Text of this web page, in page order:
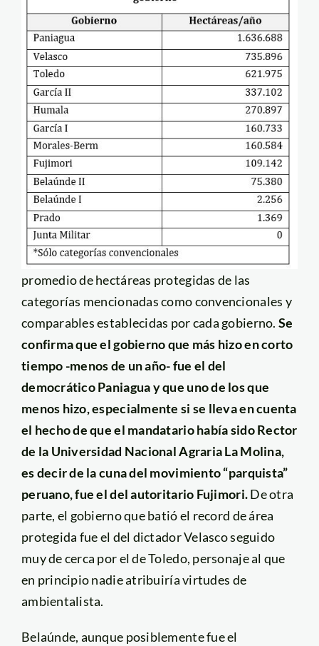
promedio de hectáreas protegidas de las
categorías mencionadas como convencionales y
comparables establecidas por cada gobierno. Se
confirma que el gobierno que más hizo en corto
tiempo -menos de un año- fue el del
democrático Paniagua y que uno de los que
menos hizo, especialmente si se lleva en cuenta
el hecho de que el mandatario había sido Rector
de la Universidad Nacional Agraria La Molina,
es decir de la cuna del movimiento “parquista”
peruano, fue el del autoritario Fujimori.De otra
parte, el gobierno que batió el record de área
protegida fue el del dictador Velasco seguido
muy de cerca por el de Toledo, personaje al que
en principio nadie atribuiría virtudes de
ambientalista.
Belaúnde, aunque posiblemente fue el